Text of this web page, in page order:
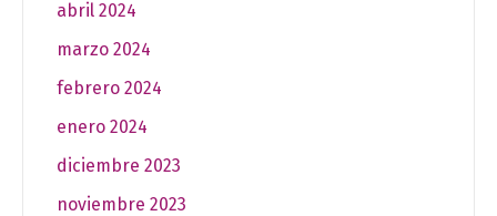
abril 2024
marzo 2024
febrero 2024
enero 2024
diciembre 2023
noviembre 2023